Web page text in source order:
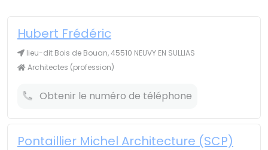
Hubert Frédéric
lieu-dit Bois de Bouan, 45510 NEUVY EN SULLIAS
Architectes (profession)
Obtenir le numéro de téléphone
Pontaillier Michel Architecture (SCP)